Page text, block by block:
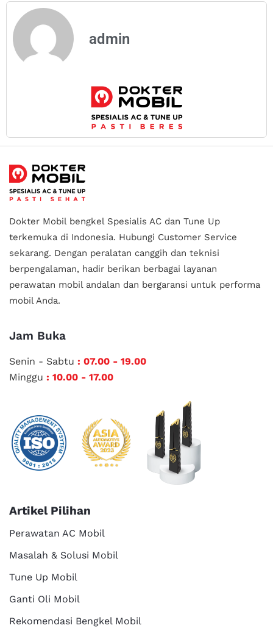
admin
Dokter Mobil bengkel Spesialis AC dan Tune Up
terkemuka di Indonesia. Hubungi Customer Service
sekarang. Dengan peralatan canggih dan teknisi
berpengalaman, hadir berikan berbagai layanan
perawatan mobil andalan dan bergaransi untuk performa
mobil Anda.
Jam Buka
Senin - Sabtu : 07.00 - 19.00
Minggu : 10.00 - 17.00
Artikel Pilihan
Perawatan AC Mobil
Masalah & Solusi Mobil
Tune Up Mobil
Ganti Oli Mobil
Rekomendasi Bengkel Mobil